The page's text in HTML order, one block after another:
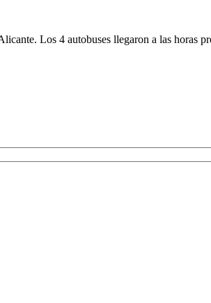
Los 4 autobuses llegaron a las horas